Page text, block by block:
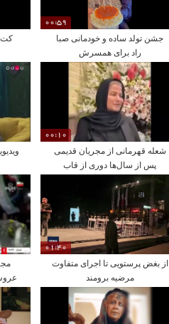
00:59
جشن تولد ساده و خودمانی صبا
راد برای همسرش
کت
00:10
شعله قهرمانی از مجریان قدیمی
پس از سال‌ها دوری از قاب
01:40
از بغض پرستویی تا اجرای متفاوت
مرضیه برومند